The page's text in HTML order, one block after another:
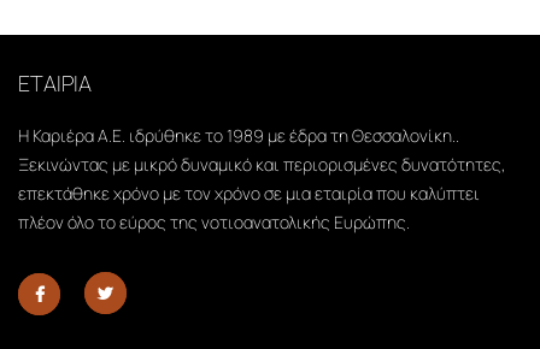
ΕΤΑΙΡΙΑ
Η Καριέρα Α.Ε. ιδρύθηκε το 1989 με έδρα τη Θεσσαλονίκη..
Ξεκινώντας με μικρό δυναμικό και περιορισμένες δυνατότητες,
επεκτάθηκε χρόνο με τον χρόνο σε μια εταιρία που καλύπτει
πλέον όλο το εύρος της νοτιοανατολικής Ευρώπης.